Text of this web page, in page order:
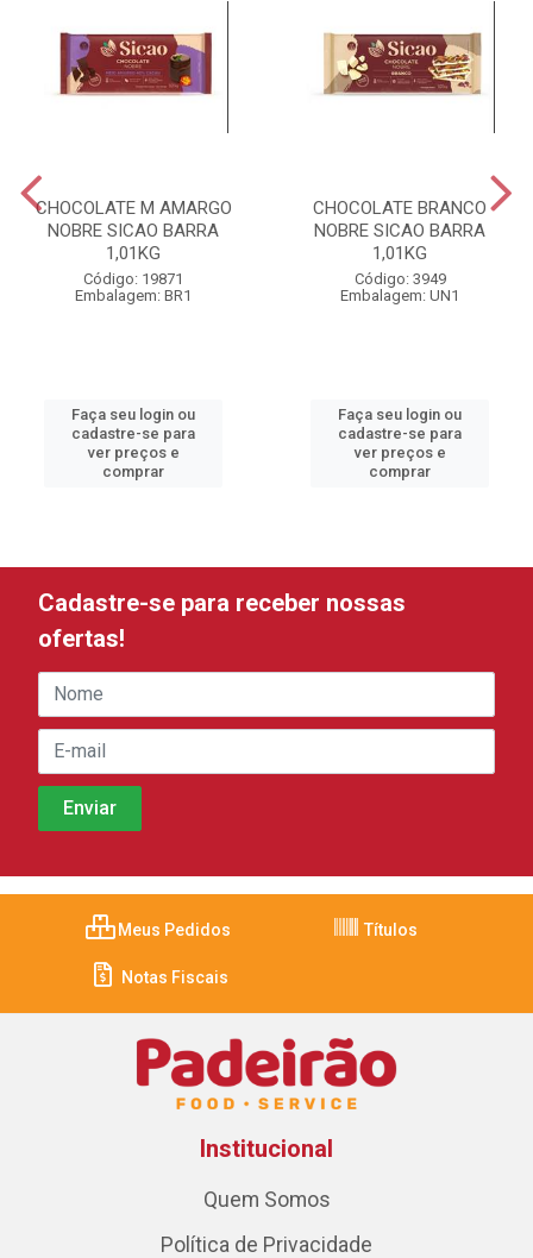
CHOCOLATE M AMARGO
NOBRE SICAO BARRA
1,01KG
Código: 19871
Embalagem: BR1
Faça seu login ou
cadastre-se para
ver preços e
comprar
CHOCOLATE BRANCO
NOBRE SICAO BARRA
1,01KG
Código: 3949
Embalagem: UN1
Faça seu login ou
cadastre-se para
ver preços e
comprar
Cadastre-se para receber nossas
ofertas!
Meus Pedidos Títulos
Notas Fiscais
Institucional
Quem Somos
Política de Privacidade